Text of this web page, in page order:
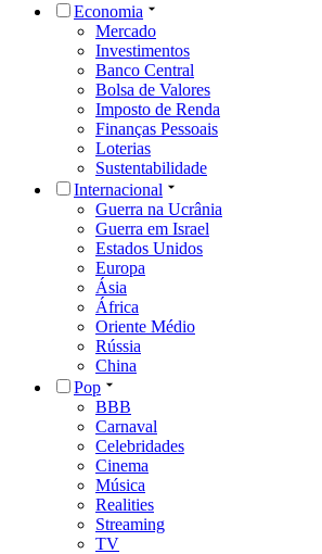
Economia
Mercado
Investimentos
Banco Central
Bolsa de Valores
Imposto de Renda
Finanças Pessoais
Loterias
Sustentabilidade
Internacional
Guerra na Ucrânia
Guerra em Israel
Estados Unidos
Europa
Ásia
África
Oriente Médio
Rússia
China
Pop
BBB
Carnaval
Celebridades
Cinema
Música
Realities
Streaming
TV